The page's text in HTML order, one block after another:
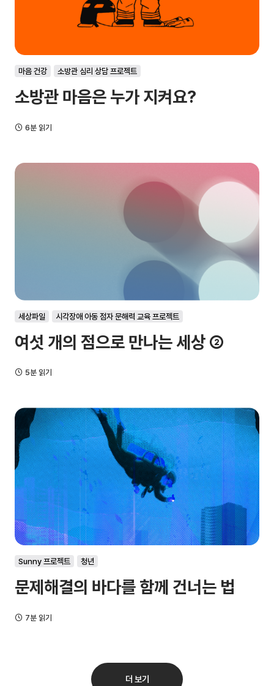
마음 건강 소방관 심리 상담 프로젝트
소방관 마음은 누가 지켜요?
6분 읽기
세상파일 시각장애 아동 점자 문해력 교육 프로젝트
여섯 개의 점으로 만나는 세상 ②
5분 읽기
Sunny 프로젝트 청년
문제해결의 바다를 함께 건너는 법
7분 읽기
더 보기